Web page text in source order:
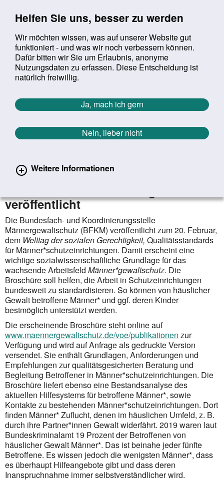
Helfen Sie uns, besser zu werden
Wir möchten wissen, was auf unserer Website gut
funktioniert - und was wir noch verbessern können.
Dafür bitten wir Sie um Erlaubnis, anonyme
Nutzungsdaten zu erfassen. Diese Entscheidung ist
natürlich freiwillig.
Ja, mach ich gern
Nein, lieber nicht
Weitere Informationen
Suchbegriff:
Sie befinden sich hier:
Startseite Aktuelles Aktuelle Meldungen
Aktuelle Meldungen
Zurück zur Übersicht erster
vorheriger
1384/1627
Qualitätsstandards für
veröffentlicht
Die Bundesfach- und Koordinierungsstelle
Männergewaltschutz (BFKM) veröffentlicht zum 20. Februar,
dem Welttag der sozialen Gerechtigkeit, Qualitätsstandards
für Männer*schutzeinrichtungen. Damit erscheint eine
wichtige sozialwissenschaftliche Grundlage für das
wachsende Arbeitsfeld Männer*gewalt­schutz. Die
Broschüre soll helfen, die Arbeit in Schutzeinrichtungen
bundesweit zu standardisieren. So können von häuslicher
Gewalt betroffene Männer* und ggf. deren Kinder
bestmöglich unterstützt werden.
Die erscheinende Broschüre steht online auf
www.maennergewaltschutz.de/voe/publikationen zur
Verfügung und wird auf Anfrage als gedruckte Version
versendet. Sie enthält Grundlagen, Anfor­derun­gen und
Empfehlungen zur qualitätsgesicherten Beratung und
Begleitung Betroffener in Männer*schutz­einrichtungen. Die
Broschüre liefert ebenso eine Bestandsanalyse des
aktuellen Hilfesystems für betrof­fene Männer*, sowie
Kontakte zu bestehenden Männer*schutzeinrichtungen. Dort
finden Männer* Zuflucht, denen im häuslichen Umfeld, z. B.
durch ihre Partner*innen Gewalt widerfährt. 2019 waren laut
Bundeskriminalamt 19 Prozent der Betroffenen von
häuslicher Gewalt Männer*. Das ist beinahe jeder fünfte
Betroffene. Es wissen jedoch die wenigsten Männer*, dass
es überhaupt Hilfeangebote gibt und dass deren
Inanspruchnahme immer selbstverständlicher wird.